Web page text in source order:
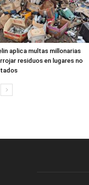
aplica multas millonarias
residuos en lugares no